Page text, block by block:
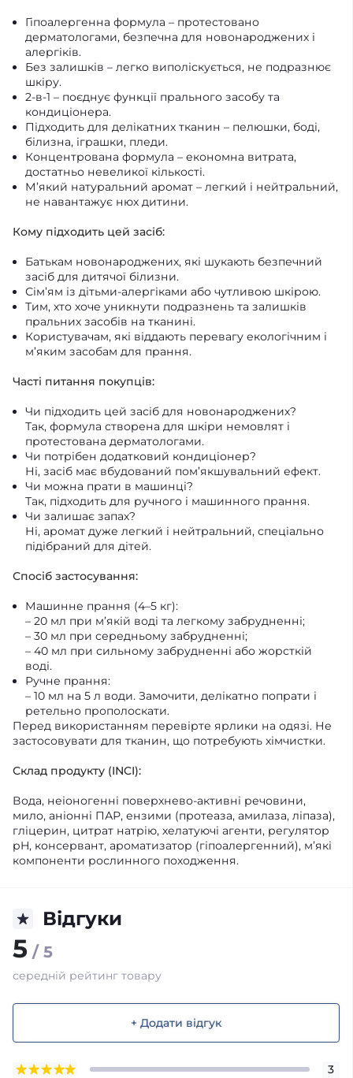
Гіпоалергенна формула – протестовано
дерматологами, безпечна для новонароджених і
алергіків.
Без залишків – легко виполіскується, не подразнює
шкіру.
2‑в‑1 – поєднує функції прального засобу та
кондиціонера.
Підходить для делікатних тканин – пелюшки, боді,
білизна, іграшки, пледи.
Концентрована формула – економна витрата,
достатньо невеликої кількості.
М’який натуральний аромат – легкий і нейтральний,
не навантажує нюх дитини.
Кому підходить цей засіб:
Батькам новонароджених, які шукають безпечний
засіб для дитячої білизни.
Сім’ям із дітьми-алергіками або чутливою шкірою.
Тим, хто хоче уникнути подразнень та залишків
пральних засобів на тканині.
Користувачам, які віддають перевагу екологічним і
м’яким засобам для прання.
Часті питання покупців:
Чи підходить цей засіб для новонароджених?
Так, формула створена для шкіри немовлят і
протестована дерматологами.
Чи потрібен додатковий кондиціонер?
Ні, засіб має вбудований пом’якшувальний ефект.
Чи можна прати в машинці?
Так, підходить для ручного і машинного прання.
Чи залишає запах?
Ні, аромат дуже легкий і нейтральний, спеціально
підібраний для дітей.
Спосіб застосування:
Машинне прання (4–5 кг):
– 20 мл при м’якій воді та легкому забрудненні;
– 30 мл при середньому забрудненні;
– 40 мл при сильному забрудненні або жорсткій
воді.
Ручне прання:
– 10 мл на 5 л води. Замочити, делікатно попрати і
ретельно прополоскати.
Перед використанням перевірте ярлики на одязі. Не
застосовувати для тканин, що потребують хімчистки.
Склад продукту (INCI):
Вода, неіоногенні поверхнево-активні речовини,
мило, аніонні ПАР, ензими (протеаза, амилаза, ліпаза),
гліцерин, цитрат натрію, хелатуючі агенти, регулятор
pH, консервант, ароматизатор (гіпоалергенний), м’які
компоненти рослинного походження.
Відгуки
5 / 5
середній рейтинг товару
+ Додати відгук
3